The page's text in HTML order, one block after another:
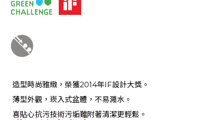
造型時尚雅緻，榮獲2014年IF設計大獎。
薄型外觀，崁入式盆體，不易濺水。
喜貼心抗污技術污垢難附著清潔更輕鬆。